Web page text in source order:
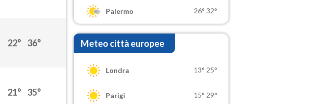
22° 36°
21° 35°
Palermo 26° 32°
Meteo città europee
Londra 13° 25°
Parigi 15° 29°